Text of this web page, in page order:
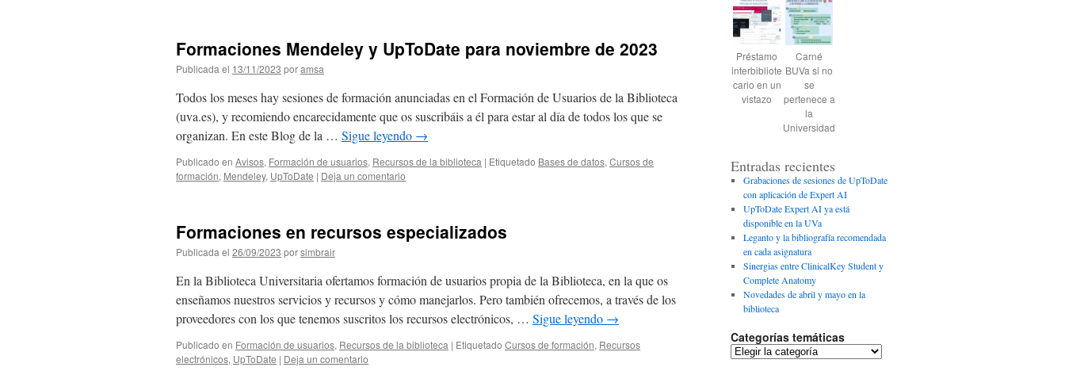
Formaciones Mendeley y UpToDate para noviembre de 2023
Publicada el 13/11/2023 poramsa
Todos los meses hay sesiones de formación anunciadas en el Formación de Usuarios de la Biblioteca
(uva.es), y recomiendo encarecidamente que os suscribáis a él para estar al día de todos los que se
organizan. En este Blog de la … Sigue leyendo →
Publicado en Avisos, Formación de usuarios, Recursos de la biblioteca | Etiquetado Bases de datos, Cursos de
formación, Mendeley, UpToDate | Deja un comentario
Formaciones en recursos especializados
Publicada el 26/09/2023 porsimbrair
En la Biblioteca Universitaria ofertamos formación de usuarios propia de la Biblioteca, en la que os
enseñamos nuestros servicios y recursos y cómo manejarlos. Pero también ofrecemos, a través de los
proveedores con los que tenemos suscritos los recursos electrónicos, … Sigue leyendo →
Publicado en Formación de usuarios, Recursos de la biblioteca | Etiquetado Cursos de formación, Recursos
electrónicos, UpToDate | Deja un comentario
Préstamo
interbibliote
cario en un
vistazo
Carné
BUVa si no
se
pertenece a
la
Universidad
Entradas recientes
Grabaciones de sesiones de UpToDate
con aplicación de Expert AI
UpToDate Expert AI ya está
disponible en la UVa
Leganto y la bibliografía recomendada
en cada asignatura
Sinergias entre ClinicalKey Student y
Complete Anatomy
Novedades de abril y mayo en la
biblioteca
Categorías temáticas
Categorías